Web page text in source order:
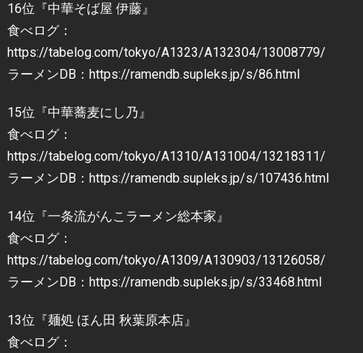
16位『中華そば屋 伊藤』
食べログ：
https://tabelog.com/tokyo/A1323/A132304/13008779/
ラーメンDB：https://ramendb.supleks.jp/s/86.html
15位『中華蕎麦にし乃』
食べログ：
https://tabelog.com/tokyo/A1310/A131004/13218311/
ラーメンDB：https://ramendb.supleks.jp/s/107436.html
14位『一条流がんこラーメン総本家』
食べログ：
https://tabelog.com/tokyo/A1309/A130903/13126058/
ラーメンDB：https://ramendb.supleks.jp/s/33468.html
13位『麺処 ほん田 秋葉原本店』
食べログ：